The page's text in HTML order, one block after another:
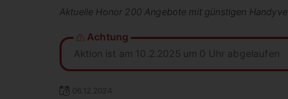
Aktuelle Honor 200 Angebote mit günstigen
Achtung
Aktion ist am 10.2.2025 um 0 Uhr abgelaufen
06.12.2024